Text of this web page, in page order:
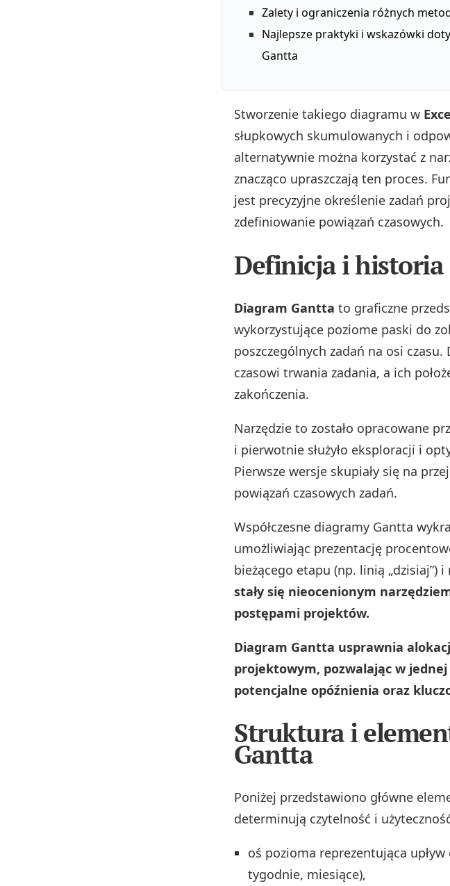
Zalety i ograniczenia różnych
Najlepsze praktyki i wskazówki
Gantta
Stworzenie takiego diagramu w
słupkowych skumulowanych i
alternatywnie można korzystać z
znacząco upraszczają ten proces.
jest precyzyjne określenie zadań
zdefiniowanie powiązań czasowych.
Definicja i
Diagram Gantta to graficzne
wykorzystujące poziome paski do
poszczególnych zadań na osi
czasowi trwania zadania, a ich
zakończenia.
Narzędzie to zostało opracowane
i pierwotnie służyło eksploracji i
Pierwsze wersje skupiały się na
powiązań czasowych zadań.
Współczesne diagramy Gantta
umożliwiając prezentację
bieżącego etapu (np. linią „dzisiaj”)
stały się nieocenionym
postępami projektów.
Diagram Gantta usprawnia
projektowym, pozwalając w
potencjalne opóźnienia oraz
Struktura i
Gantta
Poniżej przedstawiono główne
determinują czytelność i
oś pozioma reprezentująca
tygodnie, miesiące),